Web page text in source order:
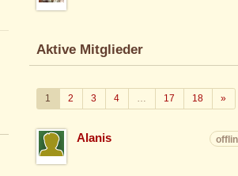
Aktive Mitglieder
1 2 3 4 … 17 18 »
Alanis